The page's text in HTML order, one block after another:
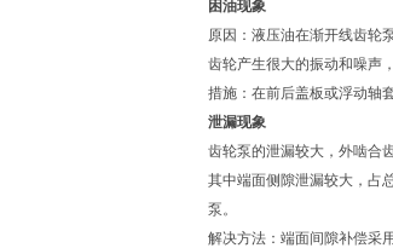
困油现象
原因：液压油在渐开线齿轮
齿轮产生很大的振动和噪声
措施：在前后盖板或浮动轴
泄漏现象
齿轮泵的泄漏较大，外啮合
其中端面侧隙泄漏较大，占
泵。
解决方法：端面间隙补偿采